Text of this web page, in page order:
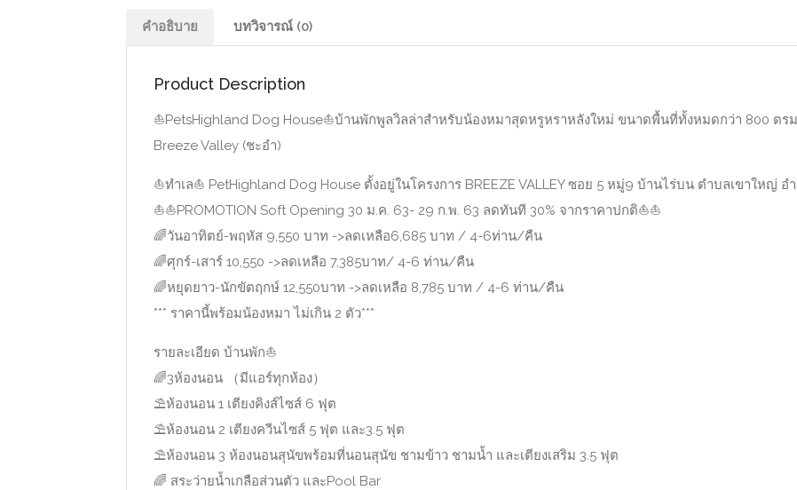
คำอธิบาย บทวิจารณ์ (0)
Product Description
⛵️PetsHighland Dog House⛵️บ้านพักพูลวิลล่าสำหรับน้องหมาสุดหรูหราหลังใหม่ ขนาดพื้นที่ทั้งหมดกว่า 800 ตร
Breeze Valley (ชะอำ)
⛵️ทำเล⛵️ PetHighland Dog House ตั้งอยู่ในโครงการ BREEZE VALLEY ซอย 5 หมู่9 บ้านไร่บน ตำบลเขาใหญ่ อ
⛵️⛵️PROMOTION Soft Opening 30 ม.ค. 63- 29 ก.พ. 63 ลดทันที 30% จากราคาปกติ⛵️⛵️
🌈วันอาทิตย์-พฤหัส 9,550 บาท ->ลดเหลือ6,685 บาท / 4-6ท่าน/คืน
🌈ศุกร์-เสาร์ 10,550 ->ลดเหลือ 7,385บาท/ 4-6 ท่าน/คืน
🌈หยุดยาว-นักขัตฤกษ์ 12,550บาท ->ลดเหลือ 8,785 บาท / 4-6 ท่าน/คืน
*** ราคานี้พร้อมน้องหมา ไม่เกิน 2 ตัว***
รายละเอียด บ้านพัก⛵️
🌈3ห้องนอน （มีแอร์ทุกห้อง）
⛱ห้องนอน 1 เตียงคิงส์ไซส์ 6 ฟุต
⛱ห้องนอน 2 เตียงควีนไซส์ 5 ฟุต และ3.5 ฟุต
⛱ห้องนอน 3 ห้องนอนสุนัขพร้อมที่นอนสุนัข ชามข้าว ชามน้ำ และเตียงเสริม 3.5 ฟุต
🌈 สระว่ายน้ำเกลือส่วนตัว และPool Bar